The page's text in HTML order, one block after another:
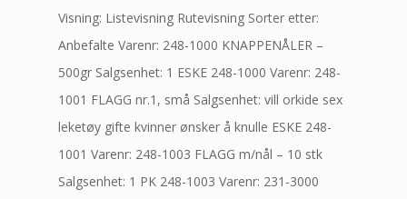
Visning: Listevisning Rutevisning Sorter etter:
Anbefalte Varenr: 248-1000 KNAPPENÅLER –
500gr Salgsenhet: 1 ESKE 248-1000 Varenr: 248-
1001 FLAGG nr.1, små Salgsenhet: vill orkide sex
leketøy gifte kvinner ønsker å knulle ESKE 248-
1001 Varenr: 248-1003 FLAGG m/nål – 10 stk
Salgsenhet: 1 PK 248-1003 Varenr: 231-3000